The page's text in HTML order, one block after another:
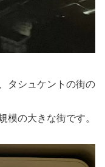
タシュケントの街の
模の大きな街です。